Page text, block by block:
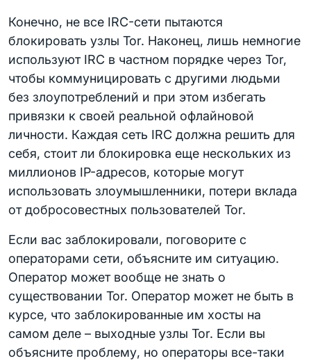
Конечно, не все IRC-сети пытаются
блокировать узлы Tor. Наконец, лишь немногие
используют IRC в частном порядке через Tor,
чтобы коммуницировать с другими людьми
без злоупотреблений и при этом избегать
привязки к своей реальной офлайновой
личности. Каждая сеть IRC должна решить для
себя, стоит ли блокировка еще нескольких из
миллионов IP-адресов, которые могут
использовать злоумышленники, потери вклада
от добросовестных пользователей Tor.
Если вас заблокировали, поговорите с
операторами сети, объясните им ситуацию.
Оператор может вообще не знать о
существовании Tor. Оператор может не быть в
курсе, что заблокированные им хосты на
самом деле – выходные узлы Tor. Если вы
объясните проблему, но операторы все-таки